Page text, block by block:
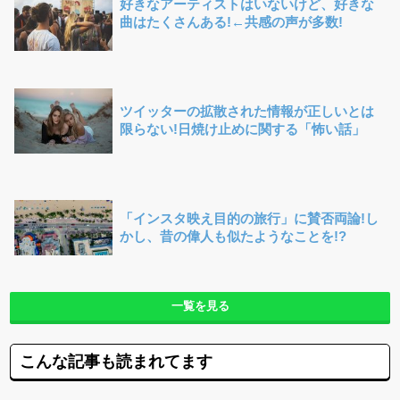
好きなアーティストはいないけど、好きな
曲はたくさんある!←共感の声が多数!
ツイッターの拡散された情報が正しいとは
限らない!日焼け止めに関する「怖い話」
「インスタ映え目的の旅行」に賛否両論!し
かし、昔の偉人も似たようなことを!?
一覧を見る
こんな記事も読まれてます